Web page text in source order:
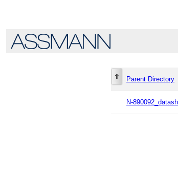
Parent Directory
N-